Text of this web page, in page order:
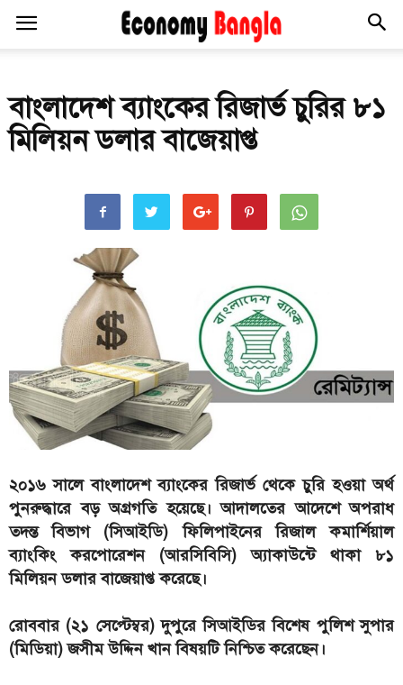
বাংলাদেশ ব্যাংকের রিজার্ভ চুরির ৮১
মিলিয়ন ডলার বাজেয়াপ্ত
২০১৬ সালে বাংলাদেশ ব্যাংকের রিজার্ভ থেকে চুরি হওয়া অর্থ
পুনরুদ্ধারে বড় অগ্রগতি হয়েছে। আদালতের আদেশে অপরাধ
তদন্ত বিভাগ (সিআইডি) ফিলিপাইনের রিজাল কমার্শিয়াল
ব্যাংকিং করপোরেশন (আরসিবিসি) অ্যাকাউন্টে থাকা ৮১
মিলিয়ন ডলার বাজেয়াপ্ত করেছে।
রোববার (২১ সেপ্টেম্বর) দুপুরে সিআইডির বিশেষ পুলিশ সুপার
(মিডিয়া) জসীম উদ্দিন খান বিষয়টি নিশ্চিত করেছেন।